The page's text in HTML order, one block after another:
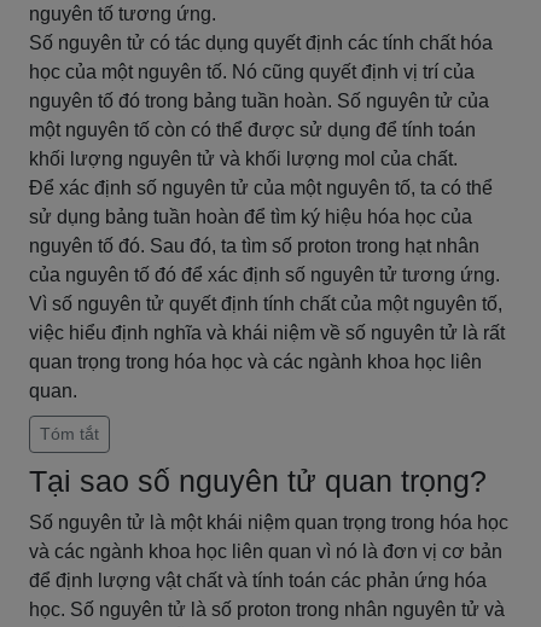
nguyên tố tương ứng.
Số nguyên tử có tác dụng quyết định các tính chất hóa
học của một nguyên tố. Nó cũng quyết định vị trí của
nguyên tố đó trong bảng tuần hoàn. Số nguyên tử của
một nguyên tố còn có thể được sử dụng để tính toán
khối lượng nguyên tử và khối lượng mol của chất.
Để xác định số nguyên tử của một nguyên tố, ta có thể
sử dụng bảng tuần hoàn để tìm ký hiệu hóa học của
nguyên tố đó. Sau đó, ta tìm số proton trong hạt nhân
của nguyên tố đó để xác định số nguyên tử tương ứng.
Vì số nguyên tử quyết định tính chất của một nguyên tố,
việc hiểu định nghĩa và khái niệm về số nguyên tử là rất
quan trọng trong hóa học và các ngành khoa học liên
quan.
Tóm tắt
Tại sao số nguyên tử quan trọng?
Số nguyên tử là một khái niệm quan trọng trong hóa học
và các ngành khoa học liên quan vì nó là đơn vị cơ bản
để định lượng vật chất và tính toán các phản ứng hóa
học. Số nguyên tử là số proton trong nhân nguyên tử và